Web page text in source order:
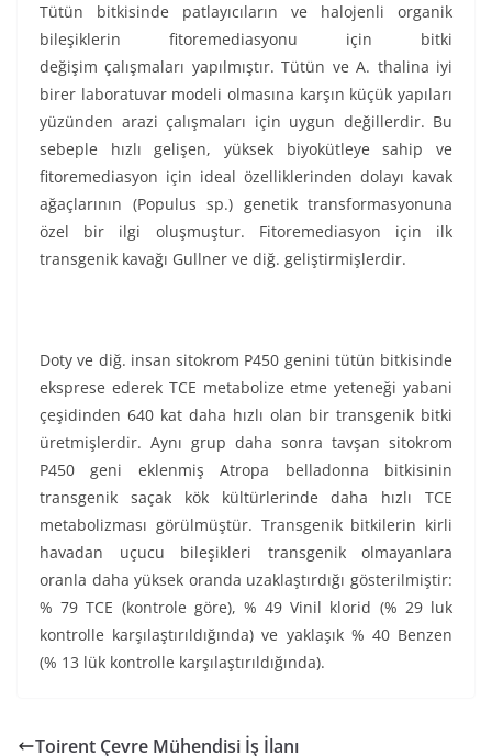
Tütün bitkisinde patlayıcıların ve halojenli organik
bileşiklerin fitoremediasyonu için bitki
değişim çalışmaları yapılmıştır. Tütün ve A. thalina iyi
birer laboratuvar modeli olmasına karşın küçük yapıları
yüzünden arazi çalışmaları için uygun değillerdir. Bu
sebeple hızlı gelişen, yüksek biyokütleye sahip ve
fitoremediasyon için ideal özelliklerinden dolayı kavak
ağaçlarının (Populus sp.) genetik transformasyonuna
özel bir ilgi oluşmuştur. Fitoremediasyon için ilk
transgenik kavağı Gullner ve diğ. geliştirmişlerdir.
Doty ve diğ. insan sitokrom P450 genini tütün bitkisinde
eksprese ederek TCE metabolize etme yeteneği yabani
çeşidinden 640 kat daha hızlı olan bir transgenik bitki
üretmişlerdir. Aynı grup daha sonra tavşan sitokrom
P450 geni eklenmiş Atropa belladonna bitkisinin
transgenik saçak kök kültürlerinde daha hızlı TCE
metabolizması görülmüştür. Transgenik bitkilerin kirli
havadan uçucu bileşikleri transgenik olmayanlara
oranla daha yüksek oranda uzaklaştırdığı gösterilmiştir:
% 79 TCE (kontrole göre), % 49 Vinil klorid (% 29 luk
kontrolle karşılaştırıldığında) ve yaklaşık % 40 Benzen
(% 13 lük kontrolle karşılaştırıldığında).
Toirent Çevre Mühendisi İş İlanı